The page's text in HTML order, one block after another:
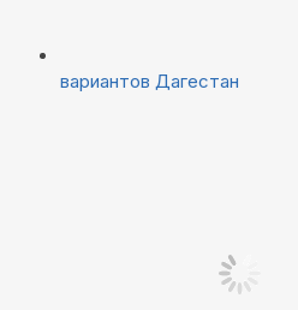
вариантов Дагестан